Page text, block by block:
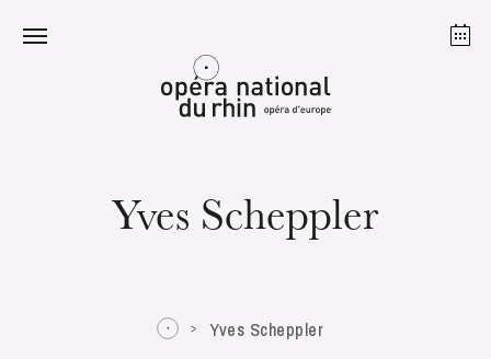
Strasbourg
Yves Scheppler
Yves Scheppler